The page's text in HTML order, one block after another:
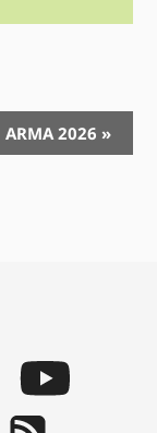
ARMA 2026 »